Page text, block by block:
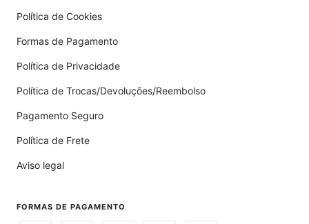
Política de Cookies
Formas de Pagamento
Política de Privacidade
Política de Trocas/Devoluções/Reembolso
Pagamento Seguro
Política de Frete
Aviso legal
FORMAS DE PAGAMENTO